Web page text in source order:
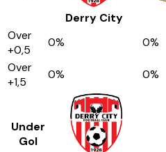
Derry City
Over
+0,5
0% 0%
Over
+1,5
0% 0%
Under
Gol